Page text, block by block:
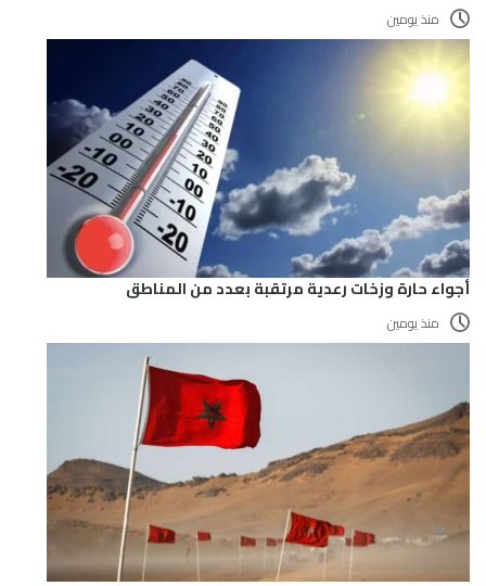
منذ يومين
أجواء حارة وزخات رعدية مرتقبة بعدد من المناطق
منذ يومين